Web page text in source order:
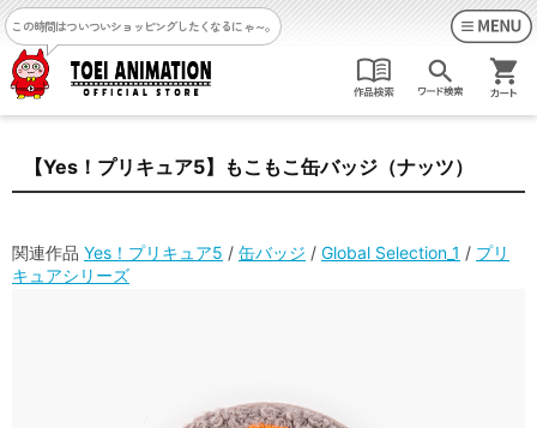
この時間はついついショッピングしたくなるにゃ～。
【Yes！プリキュア5】もこもこ缶バッジ（ナッツ）
関連作品 Yes！プリキュア5 / 缶バッジ / Global Selection_1 / プリ
キュアシリーズ